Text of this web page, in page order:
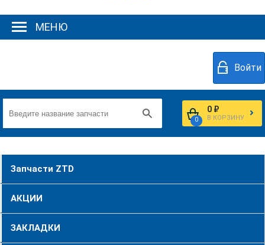
МЕНЮ
Войти
0
0 ₽
В КОРЗИНУ
Запчасти ZTD
АКЦИИ
ЗАКЛАДКИ